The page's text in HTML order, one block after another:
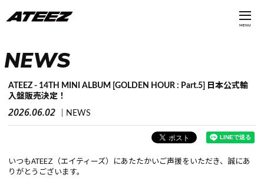
MENU
NEWS
ATEEZ - 14TH MINI ALBUM [GOLDEN HOUR : Part.5] 日本公式輸
入盤販売決定！
2026.06.02 NEWS
いつもATEEZ（エイティーズ）にあたたかいご声援をいただき、誠にあ
りがとうございます。